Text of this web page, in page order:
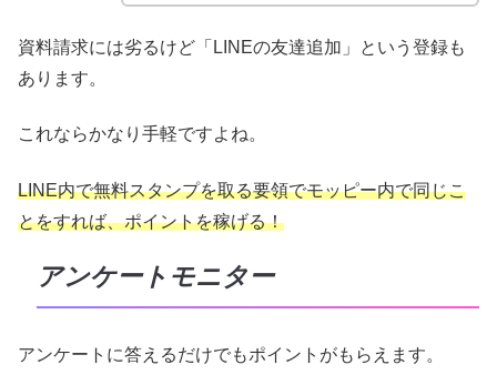
資料請求には劣るけど「LINEの友達追加」という登録も
あります。
これならかなり手軽ですよね。
LINE内で無料スタンプを取る要領でモッピー内で同じこ
とをすれば、ポイントを稼げる！
アンケートモニター
アンケートに答えるだけでもポイントがもらえます。